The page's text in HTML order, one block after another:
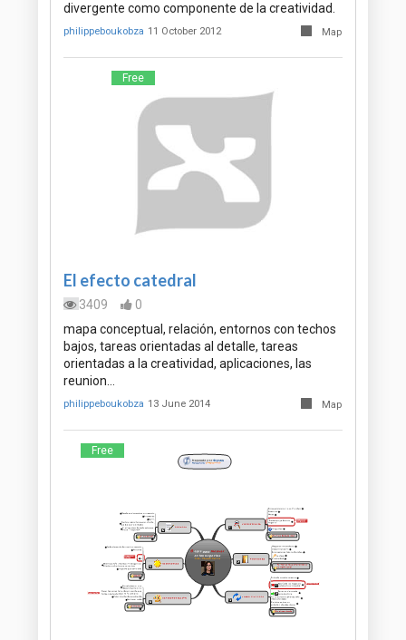
divergente como componente de la creatividad.
philippeboukobza 11 October 2012 Map
Free
El efecto catedral
3409
0
mapa conceptual, relación, entornos con techos
bajos, tareas orientadas al detalle, tareas
orientadas a la creatividad, aplicaciones, las
reunion…
philippeboukobza 13 June 2014 Map
Free